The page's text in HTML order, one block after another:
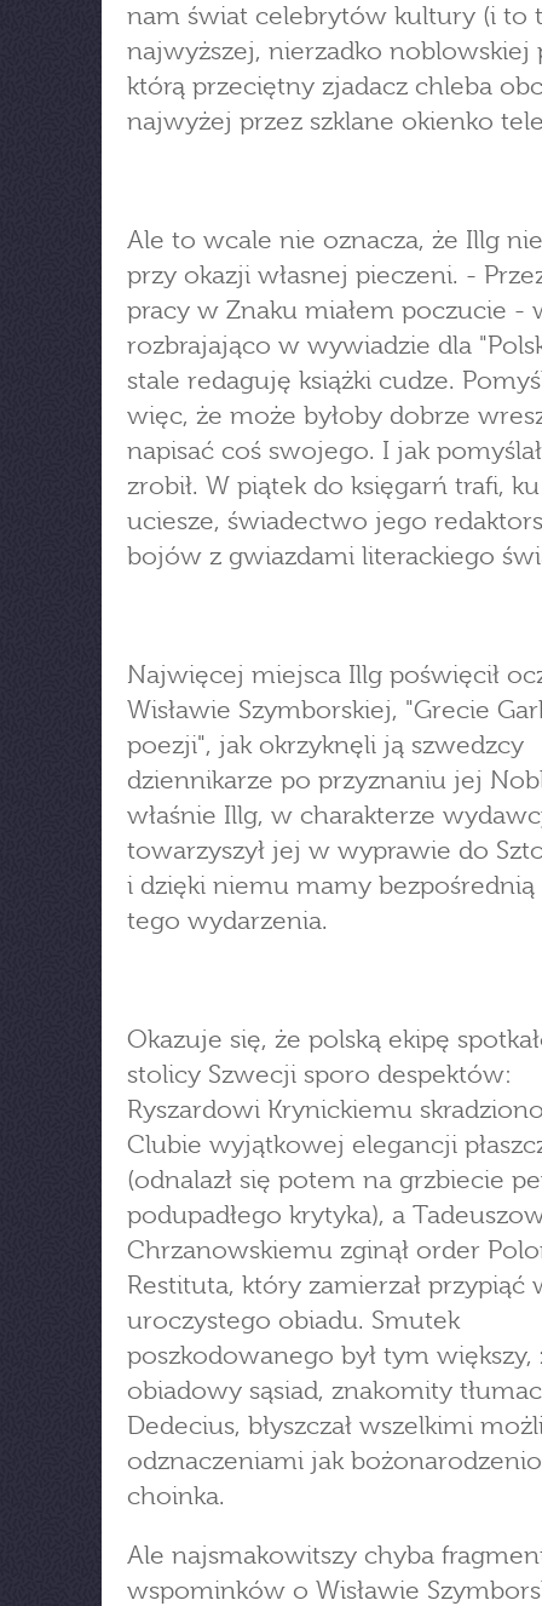
nam świat celebrytów kultury (i to
najwyższej, nierzadko noblowskiej
którą przeciętny zjadacz chleba
najwyżej przez szklane okienko
Ale to wcale nie oznacza, że Illg
przy okazji własnej pieczeni. -
pracy w Znaku miałem poczucie -
rozbrajająco w wywiadzie dla
stale redaguję książki cudze.
więc, że może byłoby dobrze
napisać coś swojego. I jak
zrobił. W piątek do księgarń trafi,
uciesze, świadectwo jego
bojów z gwiazdami literackiego
Najwięcej miejsca Illg poświęcił
Wisławie Szymborskiej, "Grecie
poezji", jak okrzyknęli ją szwedzcy
dziennikarze po przyznaniu jej
właśnie Illg, w charakterze
towarzyszył jej w wyprawie do
i dzięki niemu mamy bezpośrednią
tego wydarzenia.
Okazuje się, że polską ekipę
stolicy Szwecji sporo despektów:
Ryszardowi Krynickiemu
Clubie wyjątkowej elegancji
(odnalazł się potem na grzbiecie
podupadłego krytyka), a
Chrzanowskiemu zginął order
Restituta, który zamierzał przypiąć
uroczystego obiadu. Smutek
poszkodowanego był tym większy,
obiadowy sąsiad, znakomity
Dedecius, błyszczał wszelkimi
odznaczeniami jak
choinka.
Ale najsmakowitszy chyba
wspominków o Wisławie